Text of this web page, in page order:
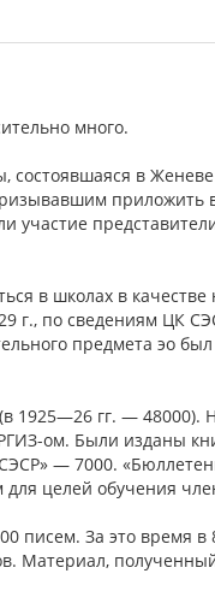
много.
в
приложить
в школах в
г., по сведениям ЦК
предмета эо
1925—26 гг. — 48000).
ом. Были изданы
— 7000.
целей обучения
писем. За это время
Материал,